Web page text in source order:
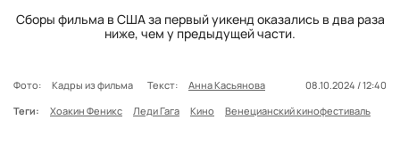
Сборы фильма в США за первый уикенд оказались в два раза
ниже, чем у предыдущей части.
Фото: Кадры из фильма Текст: Анна Касьянова
08.10.2024 / 12:40
Теги:
Хоакин Феникс Леди Гага Кино Венецианский кинофестиваль